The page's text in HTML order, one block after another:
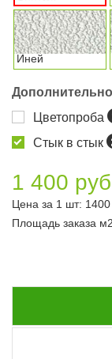
Иней
Цветопроба
Стык в стык
1 400
Цена за 1 шт: 1400
Площадь заказа м2